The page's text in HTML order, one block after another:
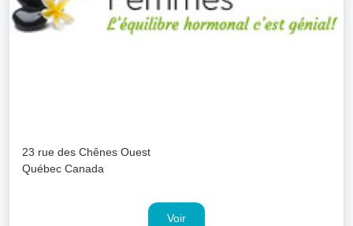
23 rue des Chênes Ouest
Québec Canada
Voir